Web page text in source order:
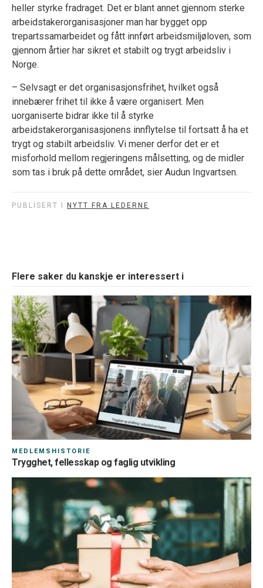
heller styrke fradraget. Det er blant annet gjennom sterke
arbeidstakerorganisasjoner man har bygget opp
trepartssamarbeidet og fått innført arbeidsmiljøloven, som
gjennom årtier har sikret et stabilt og trygt arbeidsliv i
Norge.
– Selvsagt er det organisasjonsfrihet, hvilket også
innebærer frihet til ikke å være organisert. Men
uorganiserte bidrar ikke til å styrke
arbeidstakerorganisasjonens innflytelse til fortsatt å ha et
trygt og stabilt arbeidsliv. Vi mener derfor det er et
misforhold mellom regjeringens målsetting, og de midler
som tas i bruk på dette området, sier Audun Ingvartsen.
PUBLISERT I NYTT FRA LEDERNE
Flere saker du kanskje er interessert i
MEDLEMSHISTORIE
Trygghet, fellesskap og faglig utvikling